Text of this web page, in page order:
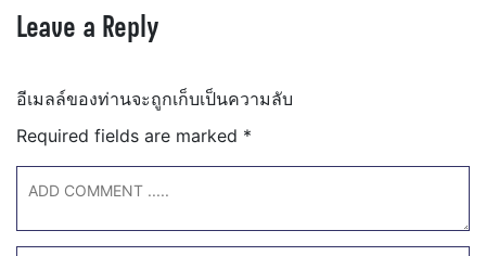
Leave a Reply
อีเมลล์ของท่านจะถูกเก็บเป็นความลับ
Required fields are marked *